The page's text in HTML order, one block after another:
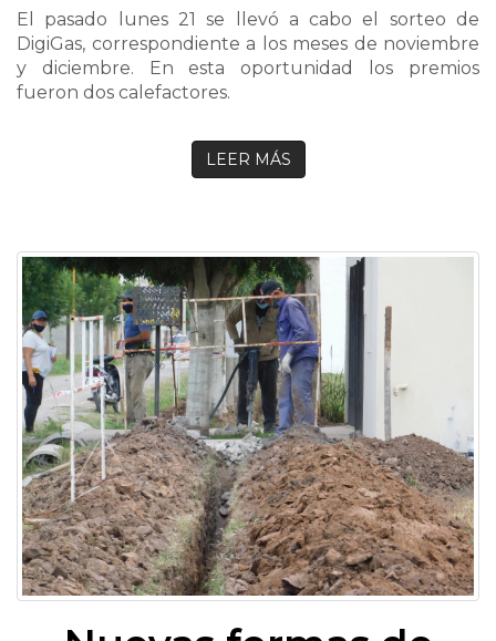
El pasado lunes 21 se llevó a cabo el sorteo de
DigiGas, correspondiente a los meses de noviembre
y diciembre. En esta oportunidad los premios
fueron dos calefactores.
LEER MÁS